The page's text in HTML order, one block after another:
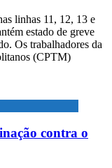
linhas 11, 12, 13 e
estado de greve
Os trabalhadores da
(CPTM)
contra o